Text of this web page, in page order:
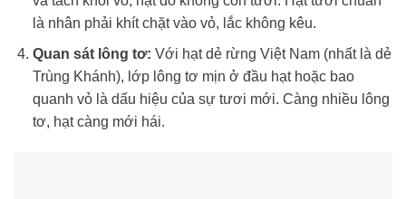
là nhân phải khít chặt vào vỏ, lắc không kêu.
Quan sát lông tơ: Với hạt dẻ rừng Việt Nam (nhất là dẻ
Trùng Khánh), lớp lông tơ mịn ở đầu hạt hoặc bao
quanh vỏ là dấu hiệu của sự tươi mới. Càng nhiều lông
tơ, hạt càng mới hái.